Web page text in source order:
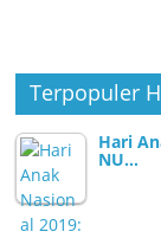
Terpopuler
Hari
NU…